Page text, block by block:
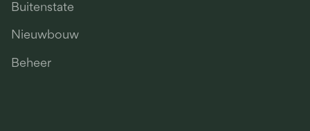
Buitenstate
Nieuwbouw
Beheer